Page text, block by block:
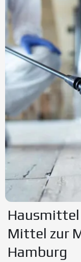
Mittel zur
Hamburg